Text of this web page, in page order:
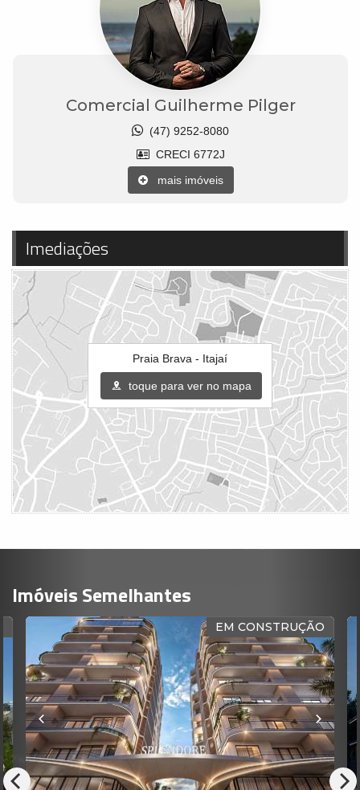
Comercial Guilherme Pilger
(47) 9252-8080
CRECI 6772J
mais imóveis
Imediações
Praia Brava - Itajaí
toque para ver no mapa
Imóveis Semelhantes
EM CONSTRUÇÃO